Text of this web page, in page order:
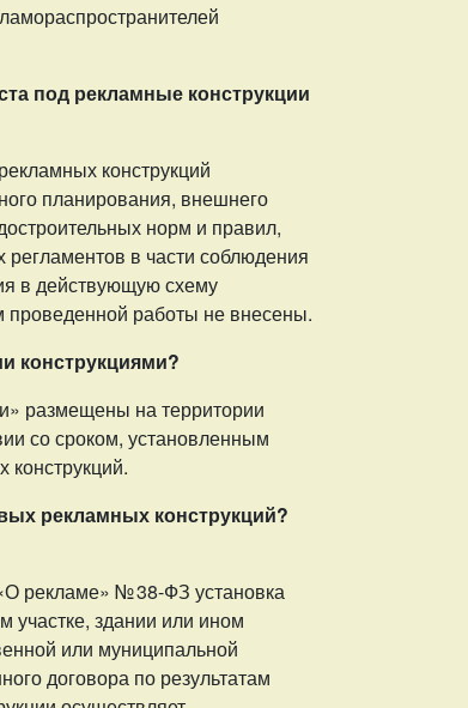
под рекламные конструкции
конструкций
планирования, внешнего
норм и правил,
регламентов в части соблюдения
в действующую схему
проведенной работы не внесены.
конструкциями?
размещены на территории
со сроком, установленным
конструкций.
рекламных конструкций?
рекламе» № 38-ФЗ установка
участке, здании или ином
или муниципальной
договора по результатам